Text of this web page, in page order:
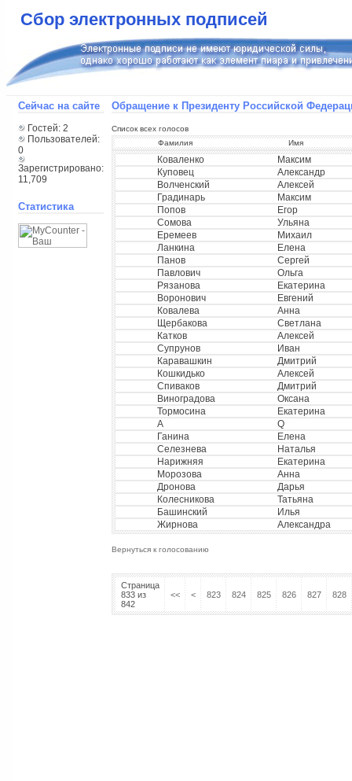
Сбор электронных подписей
Сейчас на сайте
Гостей: 2
Пользователей:
0
Зарегистрировано:
11,709
Статистика
Обращение к Президенту Российской
Список всех голосов
Фамилия
Имя
Коваленко
Максим
Куповец
Александр
Волченский
Алексей
Градинарь
Максим
Попов
Егор
Сомова
Ульяна
Еремеев
Михаил
Ланкина
Елена
Панов
Сергей
Павлович
Ольга
Рязанова
Екатерина
Воронович
Евгений
Ковалева
Анна
Щербакова
Светлана
Катков
Алексей
Супрунов
Иван
Каравашкин
Дмитрий
Кошкидько
Алексей
Спиваков
Дмитрий
Виноградова
Оксана
Тормосина
Екатерина
A
Q
Ганина
Елена
Селезнева
Наталья
Нарижняя
Екатерина
Морозова
Анна
Дронова
Дарья
Колесникова
Татьяна
Башинский
Илья
Жирнова
Александра
Вернуться к голосованию
Страница
833 из
842
<< < 823 824 825 826 827 828